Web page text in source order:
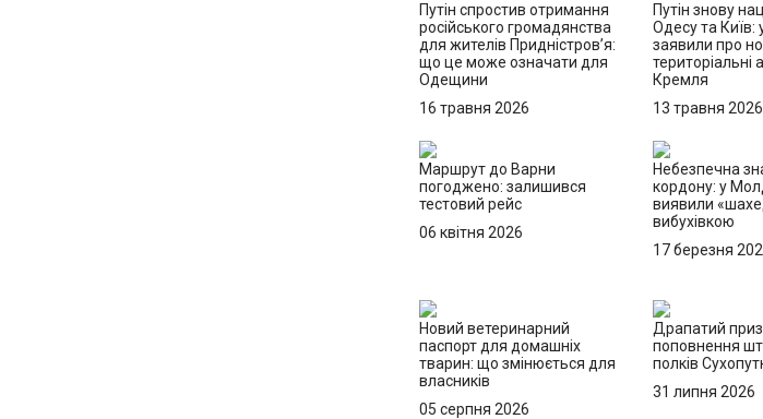
Путін спростив отримання
російського громадянства
для жителів Придністров’я:
що це може означати для
Одещини
16 травня 2026
Путін знову
Одесу та Київ:
заявили про
територіальні
Кремля
13 травня 2026
Маршрут до Варни
погоджено: залишився
тестовий рейс
06 квітня 2026
Небезпечна
кордону: у
виявили
вибухівкою
17 березня
Новий ветеринарний
паспорт для домашніх
тварин: що змінюється для
власників
05 серпня 2026
Драпатий
поповнення
полків
31 липня 2026